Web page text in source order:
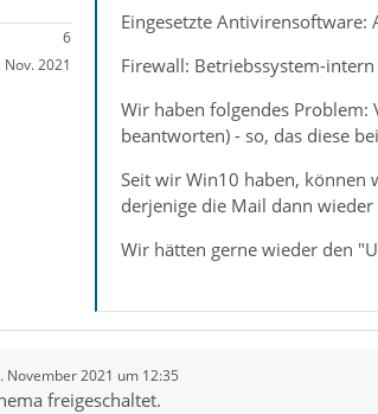
6
Nov. 2021
Eingesetzte Antivirensoftware:
Firewall: Betriebssystem-intern
Wir haben folgendes Problem:
beantworten) - so, das diese
Seit wir Win10 haben, können
derjenige die Mail dann
Wir hätten gerne wieder den
November 2021 um 12:35
freigeschaltet.